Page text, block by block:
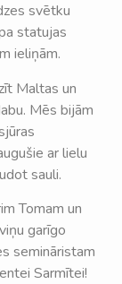
svētku
statujas
ieliņām.
Maltas un
Mēs bijām
ar lielu
sauli.
Tomam un
garīgo
semināristam
Sarmītei!